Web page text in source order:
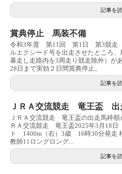
記事を
賞典停止 馬装不備
令和3年度 第11回 第1日 第3競走
ルエクシード号を出走させたところ、
暴走し走路内を3周走り競走除外）が
28日まで実効２日間賞典停止。
記事を
ＪＲＡ交流競走 竜王盃 出
ＪＲＡ交流競走 竜王盃の出走馬枠順
ＲＡ交流競走 竜王盃2025年3月18
ト 1400m（右）3歳 16時30分発走
教師11ロングロング...
記事を